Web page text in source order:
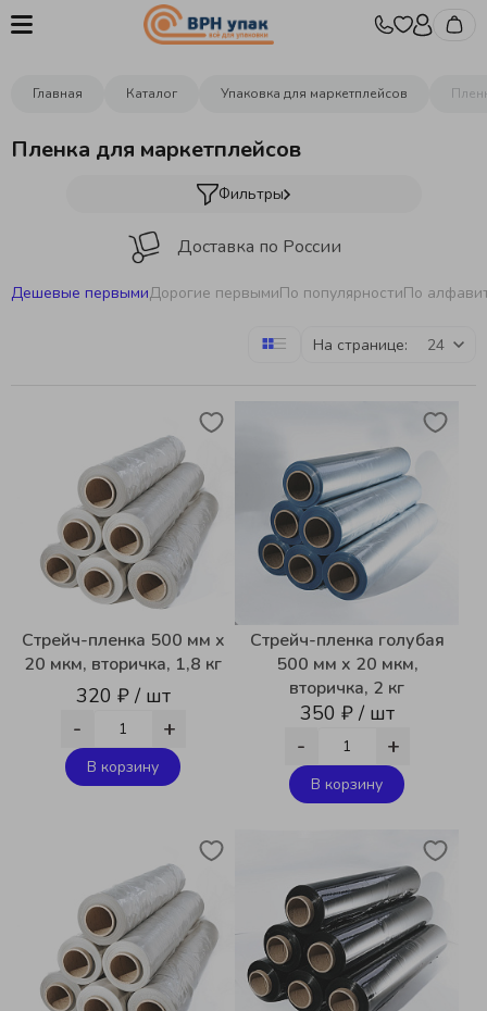
Главная Каталог Упаковка для маркетплейсов
Пленка для маркетплейсов
Фильтры
Доставка по России
Более 400 видов упаковки
Дешевые первымиДорогие первымиПо популярностиПо
На странице:
Стрейч-пленка 500 мм x
20 мкм, вторичка, 1,8 кг
320 ₽ / шт
- +
В корзину
Стрейч-пленка голубая
500 мм x 20 мкм,
вторичка, 2 кг
350 ₽ / шт
- +
В корзину